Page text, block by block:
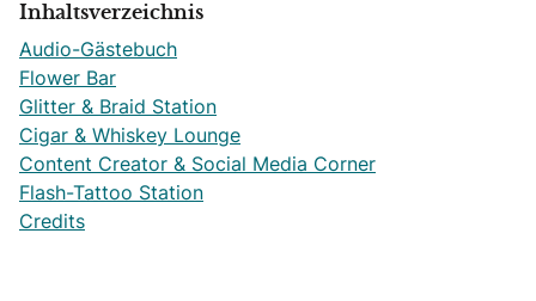
Inhaltsverzeichnis
Audio-Gästebuch
Flower Bar
Glitter & Braid Station
Cigar & Whiskey Lounge
Content Creator & Social Media Corner
Flash-Tattoo Station
Credits